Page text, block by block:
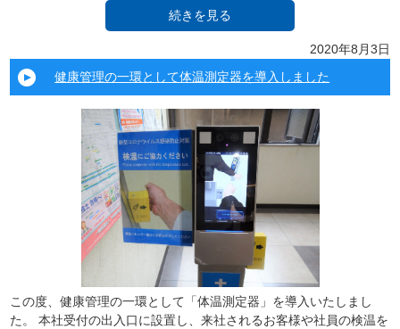
続きを見る
2020年8月3日
健康管理の一環として体温測定器を導入しました
この度、健康管理の一環として「体温測定器」を導入いたしまし
た。 本社受付の出入口に設置し、来社されるお客様や社員の検温を